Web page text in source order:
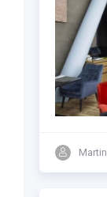
Martin